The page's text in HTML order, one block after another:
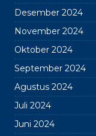
Desember 2024
November 2024
Oktober 2024
September 2024
Agustus 2024
Juli 2024
Juni 2024